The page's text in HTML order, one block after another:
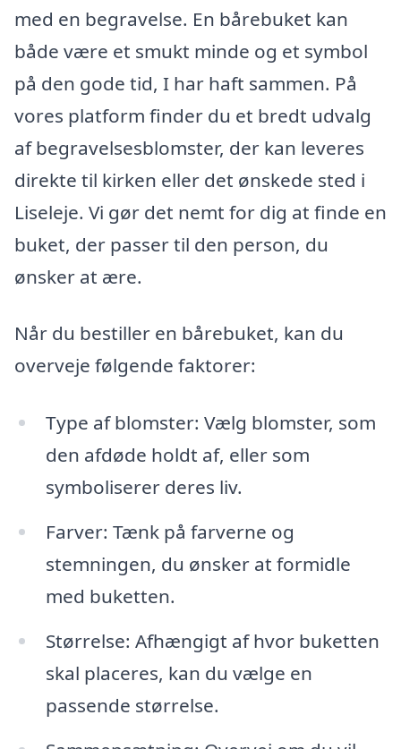
med en begravelse. En bårebuket kan
både være et smukt minde og et symbol
på den gode tid, I har haft sammen. På
vores platform finder du et bredt udvalg
af begravelsesblomster, der kan leveres
direkte til kirken eller det ønskede sted i
Liseleje. Vi gør det nemt for dig at finde en
buket, der passer til den person, du
ønsker at ære.
Når du bestiller en bårebuket, kan du
overveje følgende faktorer:
Type af blomster: Vælg blomster, som
den afdøde holdt af, eller som
symboliserer deres liv.
Farver: Tænk på farverne og
stemningen, du ønsker at formidle
med buketten.
Størrelse: Afhængigt af hvor buketten
skal placeres, kan du vælge en
passende størrelse.